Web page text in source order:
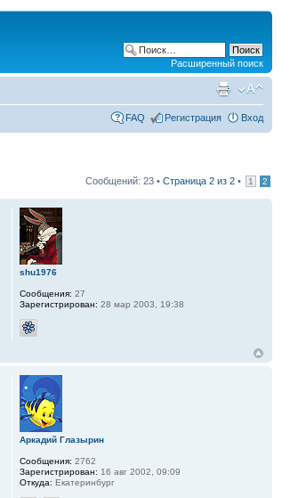
Расширенный поиск
FAQ Регистрация Вход
Сообщений: 23 • Страница 2 из 2 • 1 2
shu1976
Сообщения: 27
Зарегистрирован: 28 мар 2003, 19:38
Аркадий Глазырин
Сообщения: 2762
Зарегистрирован: 16 авг 2002, 09:09
Откуда: Екатеринбург